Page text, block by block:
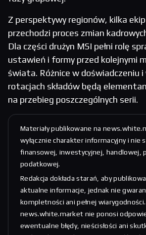
Z perspektywy regionów, kilka ekip
przechodzi proces zmian
Dla części drużyn MSI pełni rolę
ustawień i formy przed kolejnymi
świata. Różnice w doświadczeniu i
rotacjach składów będą
na przebieg poszczególnych serii.
Materiały publikowane na
wyłącznie charakter informacyjny i nie
finansowej, inwestycyjnej, handlowej,
podatkowej.
Redakcja dokłada starań, aby
aktualne informacje, jednak nie
kompletności ani pełnej wiarygodności.
news.white.market nie ponosi
ewentualne błędy, nieścisłości ani